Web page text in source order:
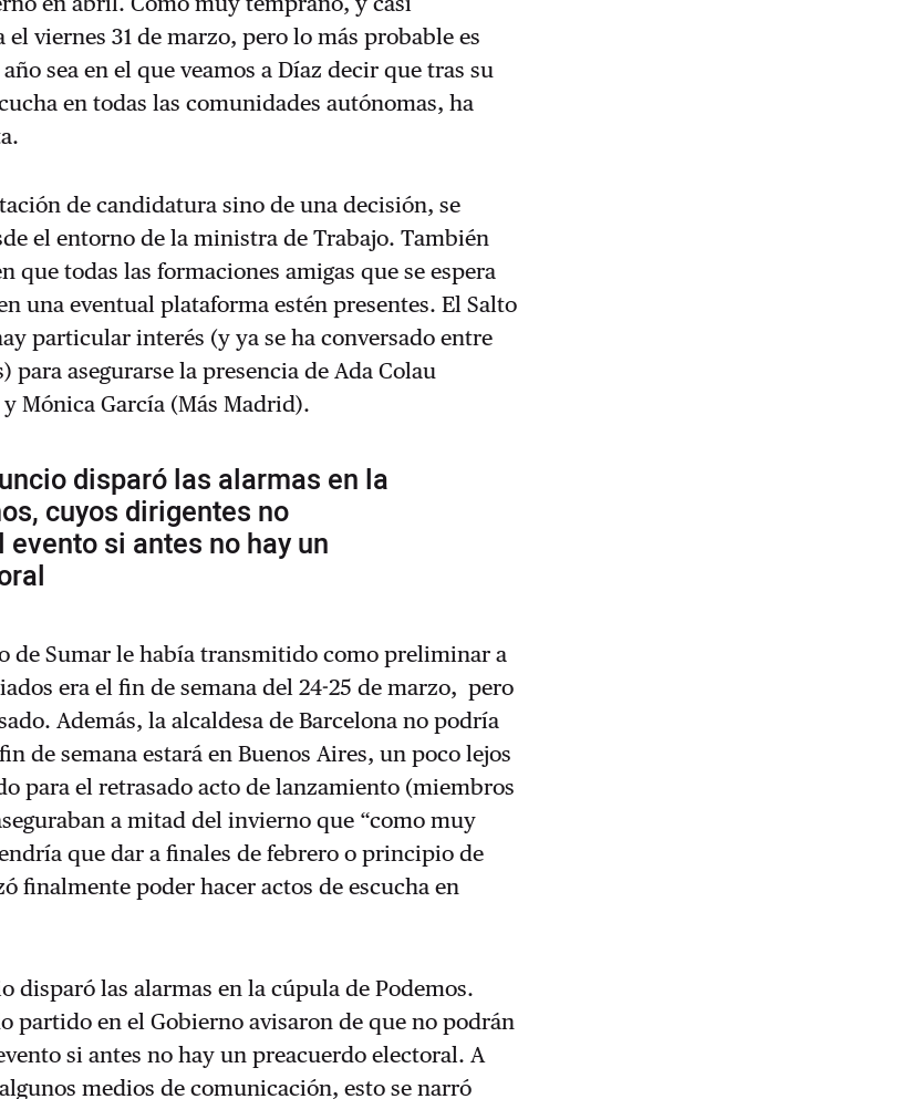
viernes 31 de marzo, pero lo más probable es
sea en el que veamos a Díaz decir que tras su
en todas las comunidades autónomas, ha
de candidatura sino de una decisión, se
el entorno de la ministra de Trabajo. También
que todas las formaciones amigas que se espera
una eventual plataforma estén presentes. El Salto
particular interés (y ya se ha conversado entre
para asegurarse la presencia de Ada Colau
Mónica García (Más Madrid).
disparó las alarmas en la
cuyos dirigentes no
si antes no hay un
de Sumar le había transmitido como preliminar a
era el fin de semana del 24-25 de marzo, pero
Además, la alcaldesa de Barcelona no podría
de semana estará en Buenos Aires, un poco lejos
para el retrasado acto de lanzamiento (miembros
a mitad del invierno que “como muy
que dar a finales de febrero o principio de
finalmente poder hacer actos de escucha en
disparó las alarmas en la cúpula de Podemos.
partido en el Gobierno avisaron de que no podrán
si antes no hay un preacuerdo electoral. A
medios de comunicación, esto se narró